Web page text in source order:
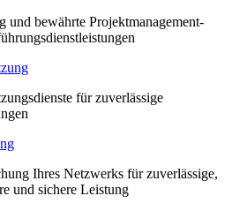
und bewährte Projektmanagement-
für zuverlässige
Ihres Netzwerks für zuverlässige,
und sichere Leistung